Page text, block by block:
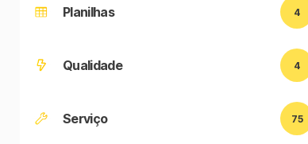
Planilhas 4
Qualidade 4
Serviço 75